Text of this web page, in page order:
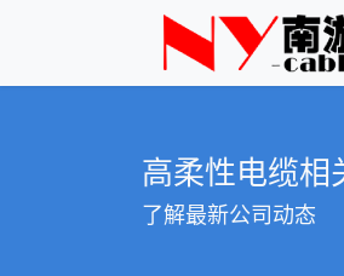
高柔性电缆相
了解最新公司动态